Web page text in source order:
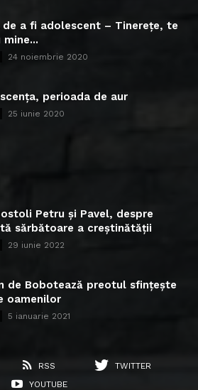
de a fi adolescent – Tinerețe, te
mine...
24 noiembrie 2020
perioada de aur
25 iunie 2020
Petru și Pavel, despre
sărbătoare a creștinătății
29 iunie 2022
de Bobotează preotul sfințește
oamenilor
5 ianuarie 2021
RSS
TWITTER
YOUTUBE